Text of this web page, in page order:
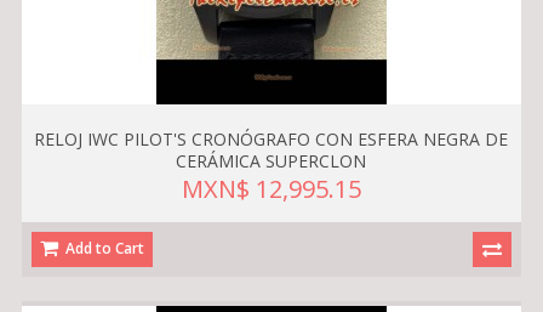
RELOJ IWC PILOT'S CRONÓGRAFO CON ESFERA NEGRA DE
CERÁMICA SUPERCLON
MXN$ 12,995.15
Add to Cart